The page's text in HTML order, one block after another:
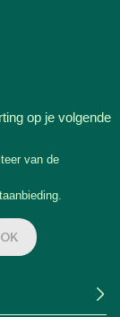
op je volgende
van de
OK